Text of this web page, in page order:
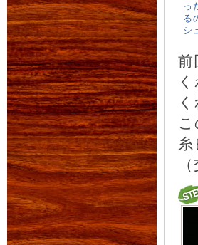
っ
る
シ
前